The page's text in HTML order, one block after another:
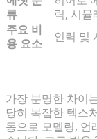
류
릭, 시뮬
주요 비
용 요소
인력 및
가장 분명한 차이
당히 복잡한 텍스
동으로 모델링, 언